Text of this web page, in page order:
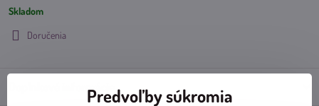
Skladom
Doručenia
Doplnkové informáciePredvoľby súkromia